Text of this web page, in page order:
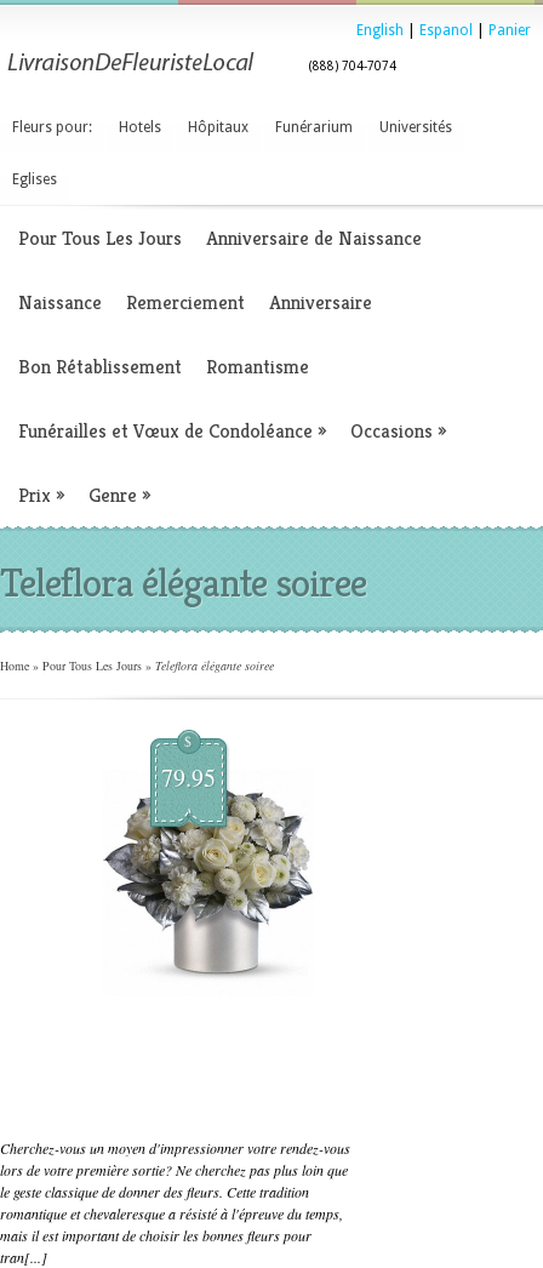
English Espanol Panier
(888) 704-7074
Fleurs pour: Hotels Hôpitaux Funérarium Universités
Eglises
Pour Tous Les Jours Anniversaire de Naissance
Naissance Remerciement Anniversaire
Bon Rétablissement Romantisme
Funérailles et Vœux de Condoléance » Occasions »
Prix » Genre »
Teleflora élégante soiree
Home » Pour Tous Les Jours » Teleflora élégante soiree
$
79.95
Cherchez-vous un moyen d'impressionner votre rendez-vous
lors de votre première sortie? Ne cherchez pas plus loin que
le geste classique de donner des fleurs. Cette tradition
romantique et chevaleresque a résisté à l'épreuve du temps,
mais il est important de choisir les bonnes fleurs pour
tran[...]